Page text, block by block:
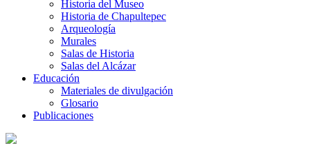
Historia del Museo
Historia de Chapultepec
Arqueología
Murales
Salas de Historia
Salas del Alcázar
Educación
Materiales de divulgación
Glosario
Publicaciones